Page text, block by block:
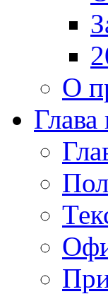
О
Глава